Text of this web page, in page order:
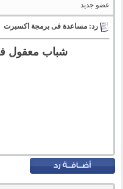
عضو جديد
رد: مساعدة فى برمجة اكسبرت
شباب معقول